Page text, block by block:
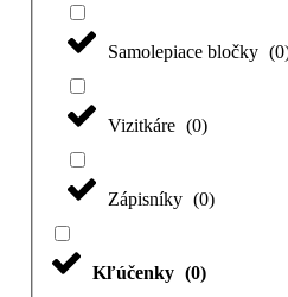
Samolepiace bločky (0
Vizitkáre (0)
Zápisníky (0)
Kľúčenky (0)